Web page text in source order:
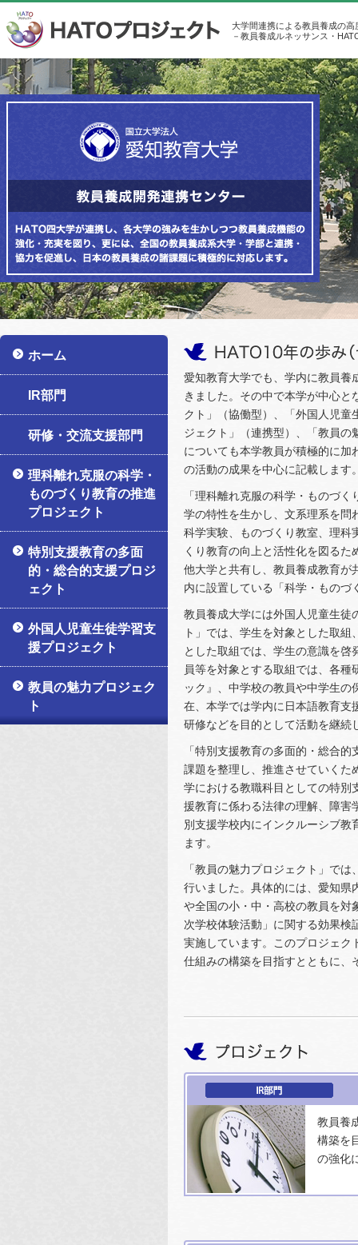
大学間連携による教員養成の
－教員養成ルネッサンス・
愛知教育大学でも、学内に教員養
きました。その中で本学が中心
クト」（協働型）、「外国人児
ジェクト」（連携型）、「教員
についても本学教員が積極的に
の活動の成果を中心に記載します
「理科離れ克服の科学・ものづ
学の特性を生かし、文系理系を問
科学実験、ものづくり教室、理科
くり教育の向上と活性化を図る
他大学と共有し、教員養成教育が
内に設置している「科学・もの
教員養成大学には外国人児童生徒
ト」では、学生を対象とした取
とした取組では、学生の意識を
員等を対象とする取組では、各
ック』、中学校の教員や中学生
在、本学では学内に日本語教育支
研修などを目的として活動を継続
「特別支援教育の多面的・総合
課題を整理し、推進させていくた
学における教職科目としての特別
援教育に係わる法律の理解、障害
別支援学校内にインクルーシブ
ます。
「教員の魅力プロジェクト」で
行いました。具体的には、愛知県
や全国の小・中・高校の教員を対
次学校体験活動」に関する効果
実施しています。このプロジェク
仕組みの構築を目指すとともに、
教員養
構築を
の強化
ホーム
IR部門
研修・交流支援部門
理科離れ克服の科学・
ものづくり教育の推進
プロジェクト
特別支援教育の多面
的・総合的支援プロジ
ェクト
外国人児童生徒学習支
援プロジェクト
教員の魅力プロジェク
ト